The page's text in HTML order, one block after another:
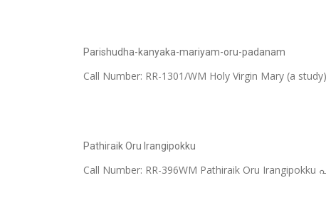
Parishudha-kanyaka-mariyam-oru-padanam
Call Number: RR-1301/WM Holy Virgin Mary (a
Pathiraik Oru Irangipokku
Call Number: RR-396WM Pathiraik Oru